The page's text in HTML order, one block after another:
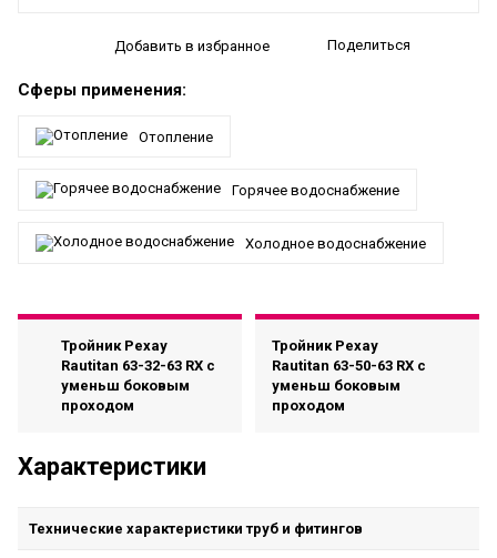
Добавить в избранное Поделиться
Сферы применения:
Отопление
Горячее водоснабжение
Холодное водоснабжение
Тройник Рехау
Rautitan 63-32-63 RX с
уменьш боковым
проходом
Тройник Рехау
Rautitan 63-50-63 RX с
уменьш боковым
проходом
Характеристики
Технические характеристики труб и фитингов